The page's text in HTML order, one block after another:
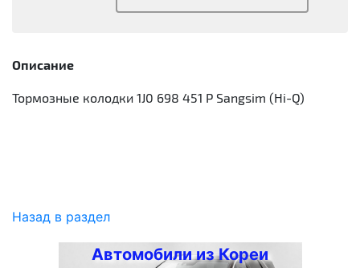
Описание
Тормозные колодки 1J0 698 451 P Sangsim (Hi-Q)
Назад в раздел
Автомобили из Кореи